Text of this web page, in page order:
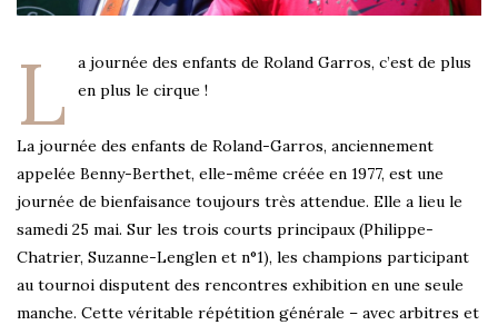
L
a journée des enfants de Roland Garros, c’est de plus
en plus le cirque !
La journée des enfants de Roland-Garros, anciennement
appelée Benny-Berthet, elle-même créée en 1977, est une
journée de bienfaisance toujours très attendue. Elle a lieu le
samedi 25 mai. Sur les trois courts principaux (Philippe-
Chatrier, Suzanne-Lenglen et n°1), les champions participant
au tournoi disputent des rencontres exhibition en une seule
manche. Cette véritable répétition générale – avec arbitres et